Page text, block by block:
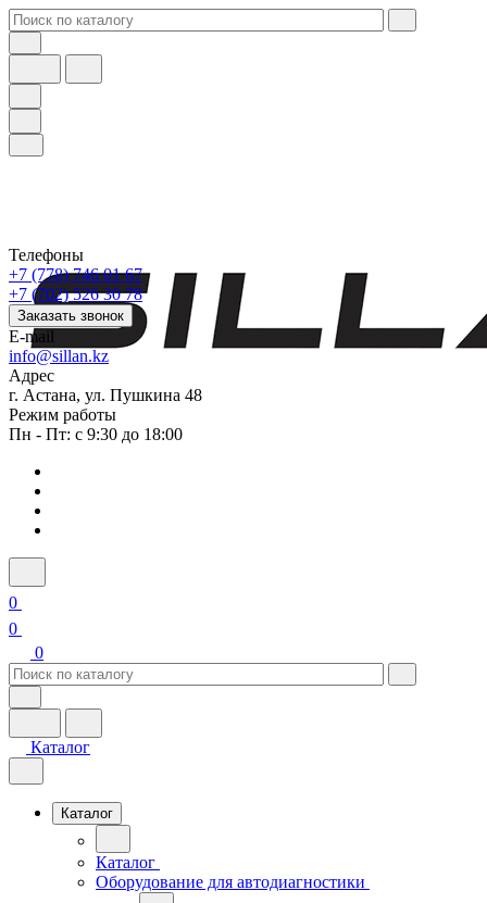
Телефоны
+7 (778) 746 01 67
+7 (702) 526 30 78
Заказать звонок
E-mail
info@sillan.kz
Адрес
г. Астана, ул. Пушкина 48
Режим работы
Пн - Пт: с 9:30 до 18:00
0
0
0
Каталог
Каталог
Каталог
Оборудование для автодиагностики